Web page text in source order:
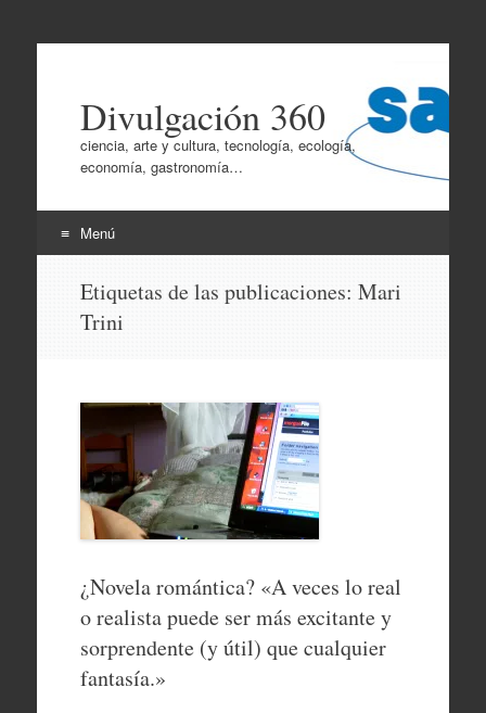
Divulgación 360
ciencia, arte y cultura, tecnología, ecología,
economía, gastronomía…
Menú
contenido
Etiquetas de las publicaciones: Mari
Trini
¿Novela romántica? «A veces lo real
o realista puede ser más excitante y
sorprendente (y útil) que cualquier
fantasía.»